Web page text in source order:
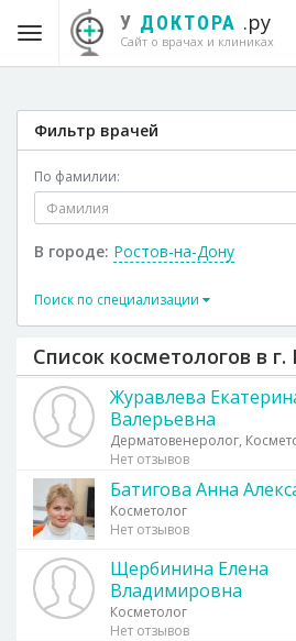
У ДОКТОРА .ру
Сайт о врачах и клиниках
Фильтр врачей
По фамилии:
В городе: Ростов-на-Дону
Поиск по специализации
Список косметологов в
Журавлева
Валерьевна
Дерматовенеролог,
Нет отзывов
Батигова Анна
Косметолог
Нет отзывов
Щербинина Елена
Владимировна
Косметолог
Нет отзывов